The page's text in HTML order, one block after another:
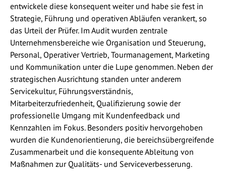
entwickele diese konsequent weiter und habe sie fest in
Strategie, Führung und operativen Abläufen verankert, so
das Urteil der Prüfer. Im Audit wurden zentrale
Unternehmensbereiche wie Organisation und Steuerung,
Personal, Operativer Vertrieb, Tourmanagement, Marketing
und Kommunikation unter die Lupe genommen. Neben der
strategischen Ausrichtung standen unter anderem
Servicekultur, Führungsverständnis,
Mitarbeiterzufriedenheit, Qualifizierung sowie der
professionelle Umgang mit Kundenfeedback und
Kennzahlen im Fokus. Besonders positiv hervorgehoben
wurden die Kundenorientierung, die bereichsübergreifende
Zusammenarbeit und die konsequente Ableitung von
Maßnahmen zur Qualitäts- und Serviceverbesserung.